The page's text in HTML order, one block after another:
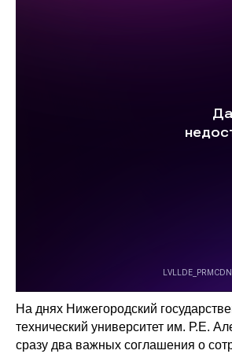
На днях Нижегородский
технический университет им. Р.Е.
сразу два важных соглашения о